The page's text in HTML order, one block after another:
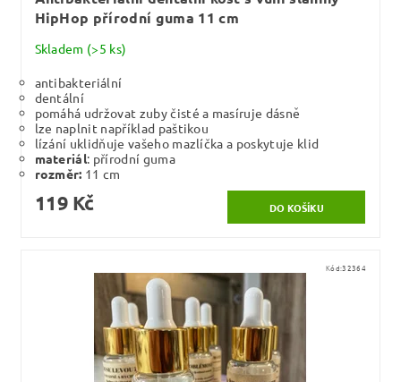
HipHop přírodní guma 11 cm
Skladem (>5 ks)
antibakteriální
dentální
pomáhá udržovat zuby čisté a masíruje dásně
lze naplnit například paštikou
lízání uklidňuje vašeho mazlíčka a poskytuje klid
materiál: přírodní guma
rozměr: 11 cm
119 Kč
Kód:32364